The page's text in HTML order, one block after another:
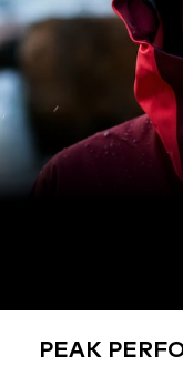
PEAK